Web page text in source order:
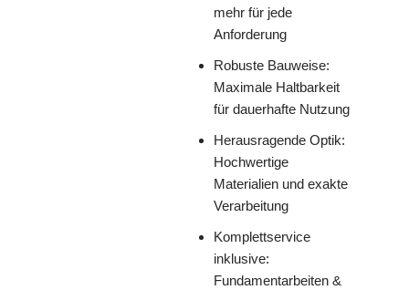
mehr für jede
Anforderung
Robuste Bauweise:
Maximale Haltbarkeit
für dauerhafte Nutzung
Herausragende Optik:
Hochwertige
Materialien und exakte
Verarbeitung
Komplettservice
inklusive:
Fundamentarbeiten &